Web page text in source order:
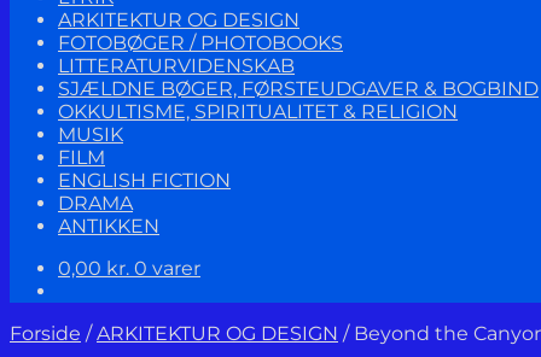
ARKITEKTUR OG DESIGN
FOTOBØGER / PHOTOBOOKS
LITTERATURVIDENSKAB
SJÆLDNE BØGER, FØRSTEUDGAVER & BOGBIND
OKKULTISME, SPIRITUALITET & RELIGION
MUSIK
FILM
ENGLISH FICTION
DRAMA
ANTIKKEN
0,00 kr. 0 varer
Forside /ARKITEKTUR OG DESIGN / Beyond the